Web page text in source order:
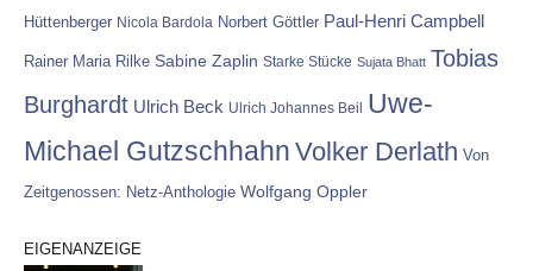
Hüttenberger Nicola Bardola Norbert Göttler Paul-Henri Campbell
Rainer Maria Rilke Sabine Zaplin Starke Stücke Sujata Bhatt Tobias
Burghardt Ulrich Beck Ulrich Johannes Beil
Uwe-
Michael Gutzschhahn Volker Derlath Von
Zeitgenossen: Netz-Anthologie Wolfgang Oppler
EIGENANZEIGE